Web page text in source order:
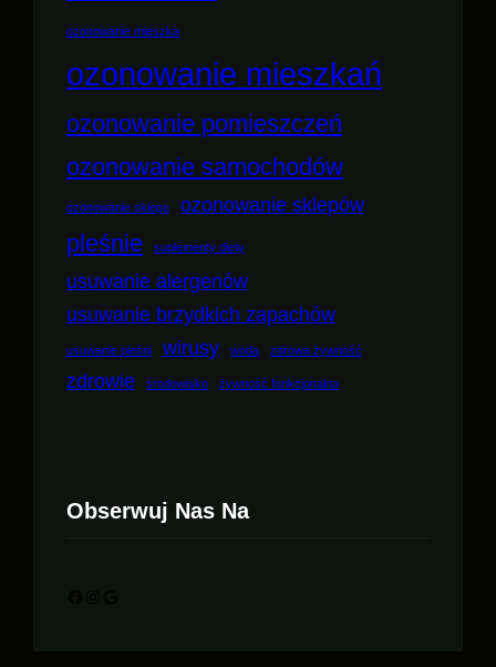
ozonowanie mieszka
ozonowanie mieszkań
ozonowanie pomieszczeń
ozonowanie samochodów
ozonowanie sklepu ozonowanie sklepów
pleśnie suplementy diety
usuwanie alergenów
usuwanie brzydkich zapachów
usuwanie pleśni wirusy woda zdrowa żywność
zdrowie środowisko żywność funkcjonalna
Obserwuj Nas Na